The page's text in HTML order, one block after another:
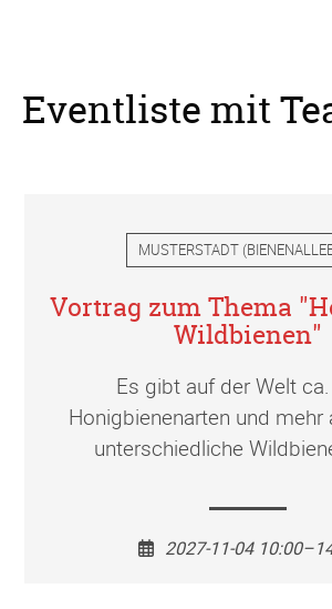
Eventliste mit
MUSTERSTADT (
Vortrag zum Thema
Wildbienen"
Es gibt auf der Welt
Honigbienenarten und
unterschiedliche
2027-11-04